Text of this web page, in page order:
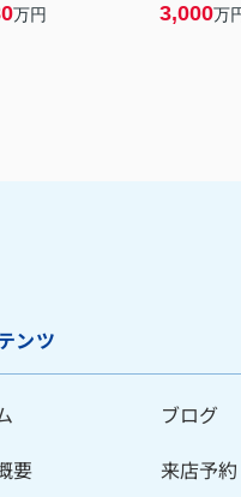
万円 3,000万
ンツ
要
ブログ
来店予約